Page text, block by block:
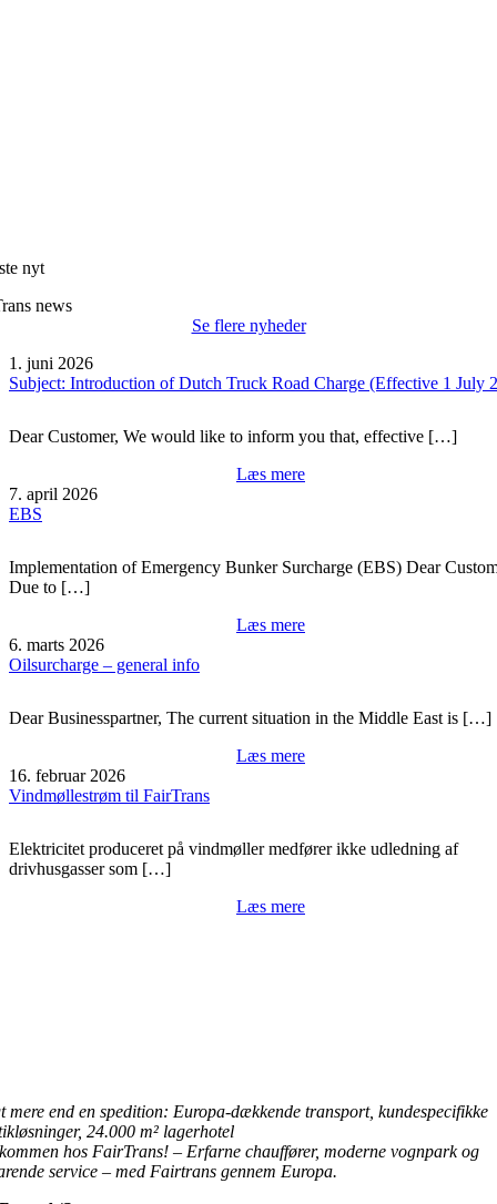
nyt
news
Se flere nyheder
1. juni 2026
Subject: Introduction of Dutch Truck Road Charge (Effective 1 July
Dear Customer, We would like to inform you that, effective […]
Læs mere
7. april 2026
EBS
Implementation of Emergency Bunker Surcharge (EBS) Dear
Due to […]
Læs mere
6. marts 2026
Oilsurcharge – general info
Dear Businesspartner, The current situation in the Middle East is […]
Læs mere
16. februar 2026
Vindmøllestrøm til FairTrans
Elektricitet produceret på vindmøller medfører ikke udledning af
drivhusgasser som […]
Læs mere
mere end en spedition: Europa-dækkende transport, kundespecifikke
24.000 m² lagerhotel
hos FairTrans! – Erfarne chauffører, moderne vognpark og
service – med Fairtrans gennem Europa.